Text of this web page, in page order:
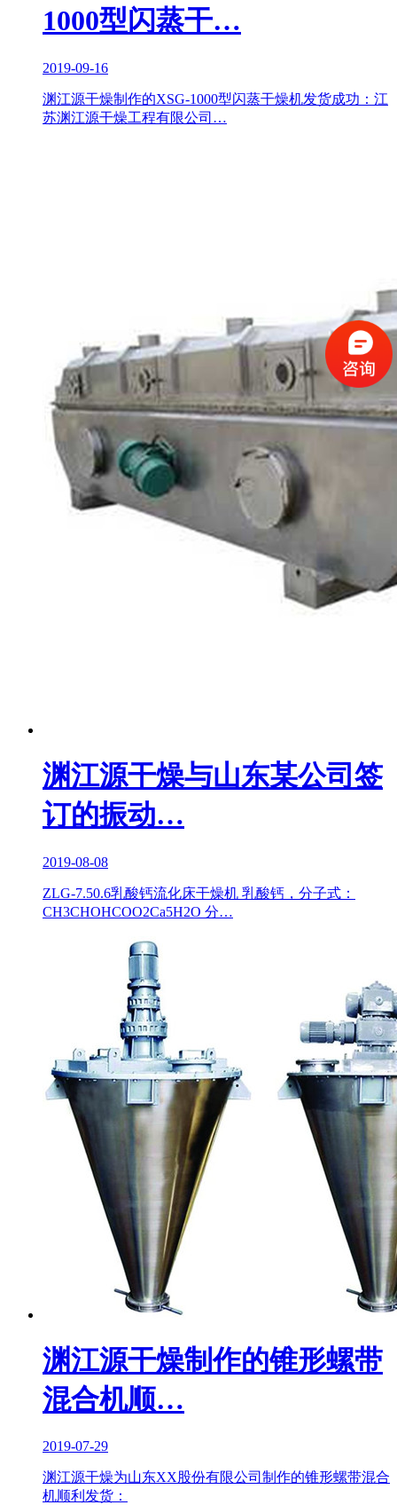
1000型闪蒸干…
2019-09-16
渊江源干燥制作的XSG-1000型闪蒸干燥机发货成功：江
苏渊江源干燥工程有限公司…
渊江源干燥与山东某公司签
订的振动…
2019-08-08
ZLG-7.50.6乳酸钙流化床干燥机 乳酸钙，分子式：
CH3CHOHCOO2Ca5H2O 分…
渊江源干燥制作的锥形螺带
混合机顺…
2019-07-29
渊江源干燥为山东XX股份有限公司制作的锥形螺带混合
机顺利发货：